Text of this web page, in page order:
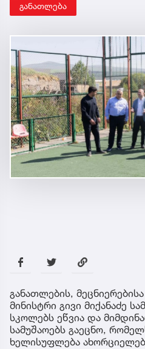
განათლება
განათლების,
მინისტრი გივი მიქანაძე
სკოლებს ეწვია და
სამუშაოებს გაეცნო,
ხელისუფლება